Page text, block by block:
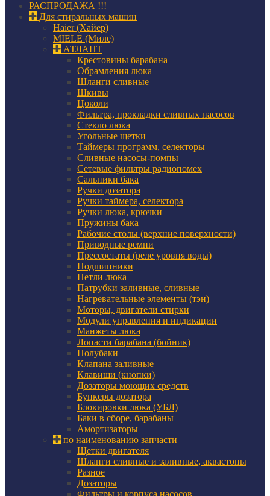
РАСПРОДАЖА !!!
Для стиральных машин
Haier (Хайер)
MIELE (Миле)
АТЛАНТ
Крестовины барабана
Обрамления люка
Шланги сливные
Шкивы
Цоколи
Фильтра, прокладки сливных насосов
Стекло люка
Угольные щетки
Таймеры программ, селекторы
Сливные насосы-помпы
Сетевые фильтры радиопомех
Сальники бака
Ручки дозатора
Ручки таймера, селектора
Ручки люка, крючки
Пружины бака
Рабочие столы (верхние поверхности)
Приводные ремни
Прессостаты (реле уровня воды)
Подшипники
Петли люка
Патрубки заливные, сливные
Нагревательные элементы (тэн)
Моторы, двигатели стирки
Модули управления и индикации
Манжеты люка
Лопасти барабана (бойник)
Полубаки
Клапана заливные
Клавиши (кнопки)
Дозаторы моющих средств
Бункеры дозатора
Блокировки люка (УБЛ)
Баки в сборе, барабаны
Амортизаторы
по наименованию запчасти
Щетки двигателя
Шланги сливные и заливные, аквастопы
Разное
Дозаторы
Фильтры и корпуса насосов